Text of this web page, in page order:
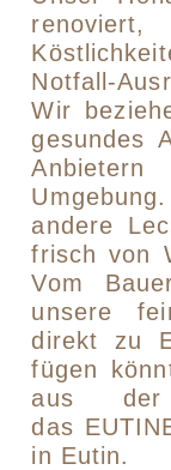
Notfall-
Wir
gesundes
andere
frisch von
Vom
unsere
direkt zu
fügen
aus
das
in Eutin.